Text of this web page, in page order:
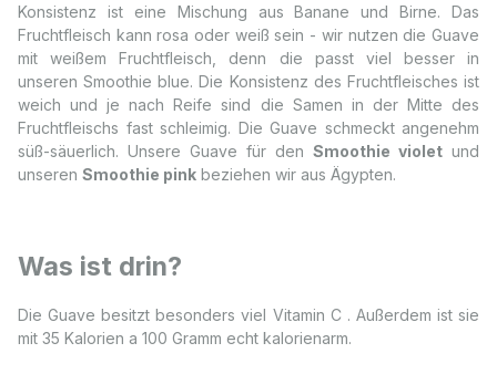
Konsistenz ist eine Mischung aus Banane und Birne. Das
Fruchtfleisch kann rosa oder weiß sein - wir nutzen die Guave
mit weißem Fruchtfleisch, denn die passt viel besser in
unseren Smoothie blue. Die Konsistenz des Fruchtfleisches ist
weich und je nach Reife sind die Samen in der Mitte des
Fruchtfleischs fast schleimig. Die Guave schmeckt angenehm
süß-säuerlich. Unsere Guave für den Smoothie violet und
unseren Smoothie pink beziehen wir aus Ägypten.
Was ist drin?
Die Guave besitzt besonders viel Vitamin C . Außerdem ist sie
mit 35 Kalorien a 100 Gramm echt kalorienarm.